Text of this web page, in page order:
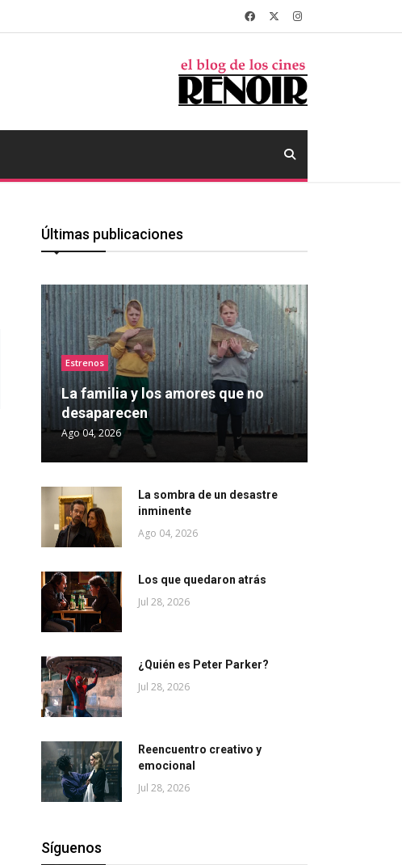
Últimas publicaciones
Estrenos
La familia y los amores que no
desaparecen
Ago 04, 2026
La sombra de un desastre
inminente
Ago 04, 2026
Los que quedaron atrás
Jul 28, 2026
¿Quién es Peter Parker?
Jul 28, 2026
Reencuentro creativo y
emocional
Jul 28, 2026
Síguenos